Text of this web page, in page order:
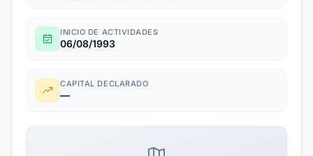
INICIO DE ACTIVIDADES
06/08/1993
CAPITAL DECLARADO
—